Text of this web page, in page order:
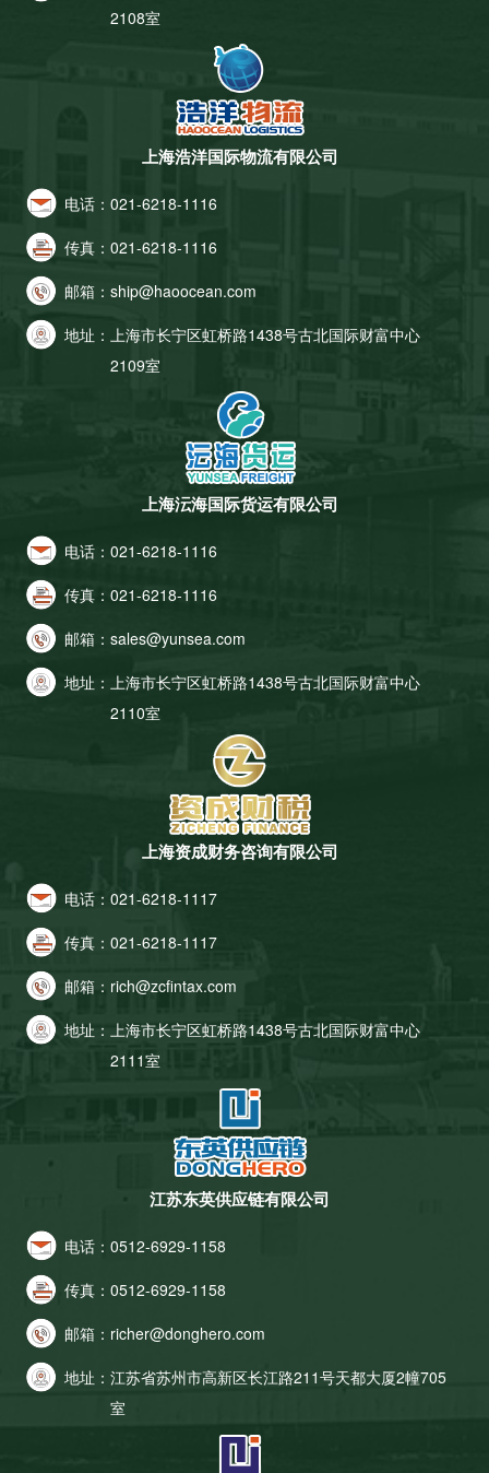
2108室
上海浩洋国际物流有限公司
电话： 021-6218-1116
传真： 021-6218-1116
邮箱： ship@haoocean.com
地址： 上海市长宁区虹桥路1438号古北国际财富中心
2109室
上海沄海国际货运有限公司
电话： 021-6218-1116
传真： 021-6218-1116
邮箱： sales@yunsea.com
地址： 上海市长宁区虹桥路1438号古北国际财富中心
2110室
上海资成财务咨询有限公司
电话： 021-6218-1117
传真： 021-6218-1117
邮箱： rich@zcfintax.com
地址： 上海市长宁区虹桥路1438号古北国际财富中心
2111室
江苏东英供应链有限公司
电话： 0512-6929-1158
传真： 0512-6929-1158
邮箱： richer@donghero.com
地址： 江苏省苏州市高新区长江路211号天都大厦2幢705
室